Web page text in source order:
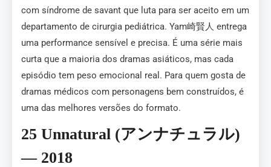
com síndrome de savant que luta para ser aceito em um
departamento de cirurgia pediátrica. Yam崎賢人 entrega
uma performance sensível e precisa. É uma série mais
curta que a maioria dos dramas asiáticos, mas cada
episódio tem peso emocional real. Para quem gosta de
dramas médicos com personagens bem construídos, é
uma das melhores versões do formato.
25 Unnatural (アンナチュラル)
— 2018